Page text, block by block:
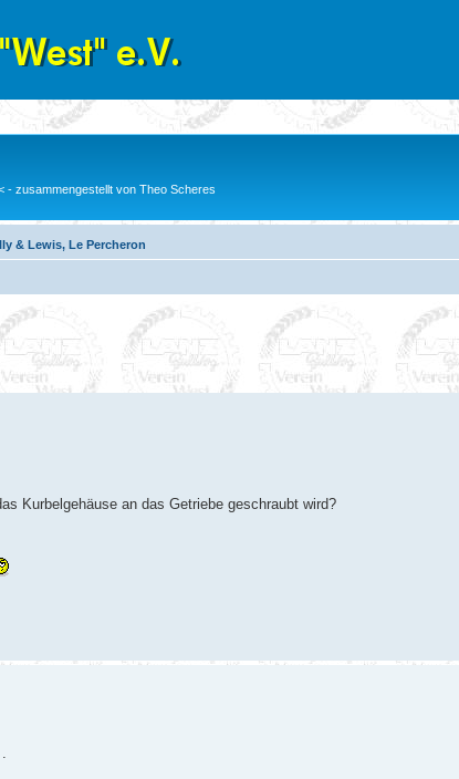
- zusammengestellt von Theo Scheres
& Lewis, Le Percheron
Kurbelgehäuse an das Getriebe geschraubt wird?